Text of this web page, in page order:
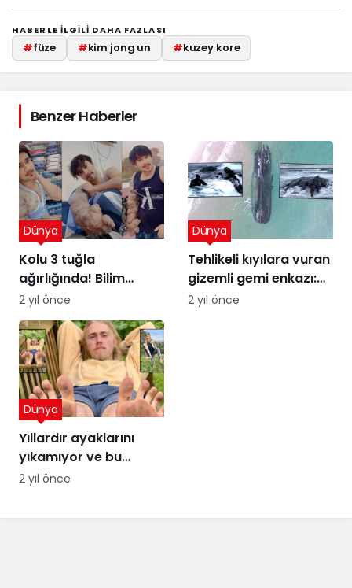
HABERLE ILGILI DAHA FAZLASI
#füze #kim jong un #kuzey kore
Benzer Haberler
Kolu 3 tuğla
ağırlığında! Bilim
insanları şaşkın
Dünya
2 yıl önce
Tehlikeli kıyılara vuran
gizemli gemi enkazı:
Kumdaki Hayalet
Dünya
2 yıl önce
Yıllardır ayaklarını
yıkamıyor ve bu
sayede para
Dünya
2 yıl önce